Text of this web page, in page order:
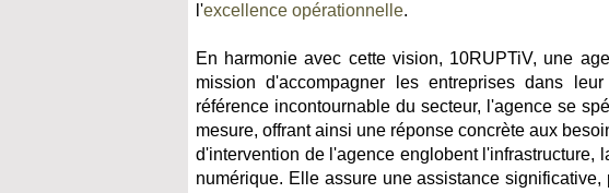
l'excellence opérationnelle.
En harmonie avec cette vision, 10RUPTiV, une
mission d'accompagner les entreprises dans
référence incontournable du secteur, l'agence se
mesure, offrant ainsi une réponse concrète aux
d'intervention de l'agence englobent l'infrastructure,
numérique. Elle assure une assistance